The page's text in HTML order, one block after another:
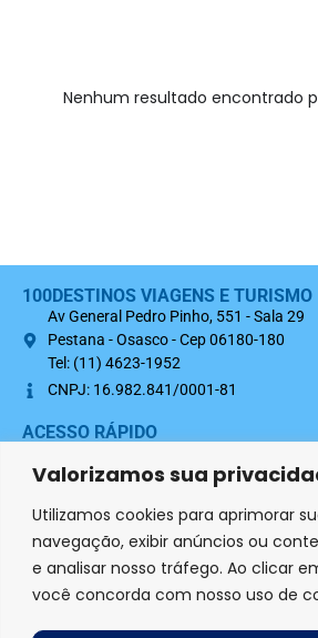
Valorizamos sua
Utilizamos cookies para aprimorar
navegação, exibir anúncios ou
e analisar nosso tráfego. Ao clicar
você concorda com nosso uso de
Nenhum resultado encontrado
100DESTINOS VIAGENS E TURISMO
Av General Pedro Pinho, 551 - Sala 29
Pestana - Osasco - Cep 06180-180
Tel: (11) 4623-1952
CNPJ: 16.982.841/0001-81
ACESSO RÁPIDO
SIGA-NOS NAS REDES SOCIAIS